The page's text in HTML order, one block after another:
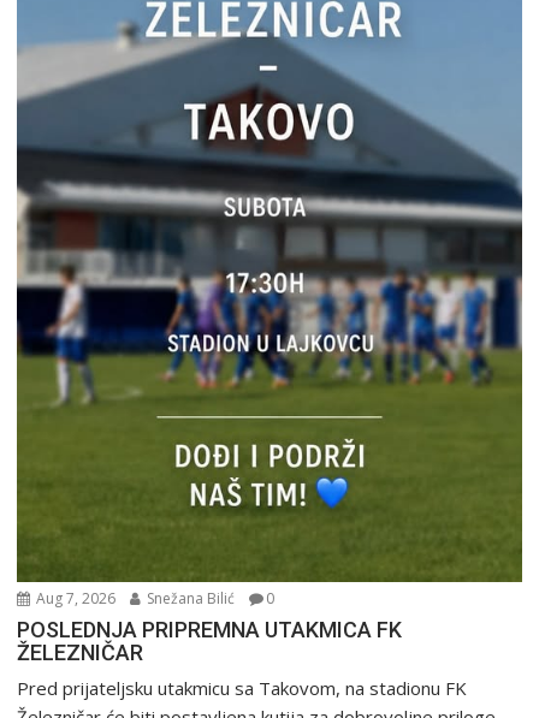
Aug 7, 2026 Snežana Bilić 0
POSLEDNJA PRIPREMNA UTAKMICA FK
ŽELEZNIČAR
Pred prijateljsku utakmicu sa Takovom, na stadionu FK